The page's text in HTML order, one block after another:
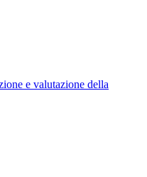
e valutazione della